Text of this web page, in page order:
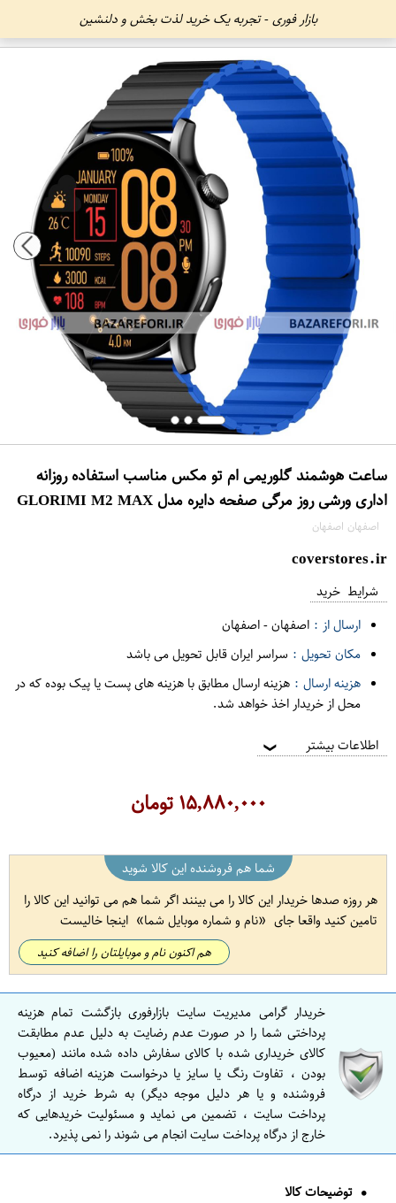
بازار فوری - تجربه یک خرید لذت بخش و دلنشین
ساعت هوشمند گلوریمی ام تو مکس مناسب استفاده روزانه
اداری ورشی روز مرگی صفحه دایره مدل GLO​RIMI M2 MAX
اصفهان اصفهان
coverstores.ir
شرایط خرید
ارسال از : اصفهان-اصفهان
مکان تحویل : سراسر ایران قابل تحویل می باشد
هزینه ارسال : هزینه ارسال مطابق با هزینه های پست یا پیک بوده که در
محل از خریدار اخذ خواهد شد.
اطلاعات بیشتر ❯
۱۵,۸۸۰,۰۰۰تومان
شما هم فروشنده این کالا شوید
هر روزه صدها خریدار این کالا را می بینند اگر شما هم می توانید این کالا را
تامین کنید واقعا جای
نام و شماره موبایل شما اینجا خالیست
هم اکنون نام و موبایلتان را اضافه کنید
خریدار گرامی مدیریت سایت بازارفوری بازگشت تمام هزینه
پرداختی شما را در صورت عدم رضایت به دلیل عدم مطابقت
کالای خریداری شده با کالای سفارش داده شده مانند (معیوب
بودن ، تفاوت رنگ یا سایز یا درخواست هزینه اضافه توسط
فروشنده و یا هر دلیل موجه دیگر) به شرط خرید از درگاه
پرداخت سایت ، تضمین می نماید و مسئولیت خریدهایی که
خارج از درگاه پرداخت سایت انجام می شوند را نمی پذیرد.
توضیحات کالا